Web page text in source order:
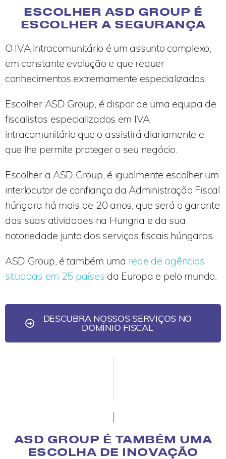
ESCOLHER ASD GROUP É
ESCOLHER A SEGURANÇA
O IVA intracomunitário é um assunto complexo,
em constante evolução e que requer
conhecimentos extremamente especializados.
Escolher ASD Group, é dispor de uma equipa de
fiscalistas especializados em IVA
intracomunitário que o assistirá diariamente e
que lhe permite proteger o seu negócio.
Escolher a ASD Group, é igualmente escolher um
interlocutor de confiança da Administração Fiscal
húngara há mais de 20 anos, que será o garante
das suas atividades na Hungria e da sua
notoriedade junto dos serviços fiscais húngaros.
ASD Group, é também uma rede de agências
situadas em 25 países da Europa e pelo mundo.
DESCUBRA NOSSOS SERVIÇOS NO
DOMÍNIO FISCAL
ASD GROUP É TAMBÉM UMA
ESCOLHA DE INOVAÇÃO